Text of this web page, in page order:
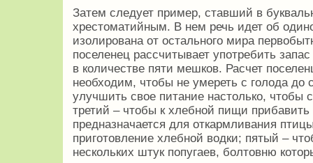
Затем следует пример, ставший в
хрестоматийным. В нем речь идет об
изолирована от остального мира
поселенец рассчитывает употребить
в количестве пяти мешков. Расчет
необходим, чтобы не умереть с голода
улучшить свое питание настолько, чтобы
третий – чтобы к хлебной пищи
предназначается для откармливания
приготовление хлебной водки; пятый –
нескольких штук попугаев, болтовню